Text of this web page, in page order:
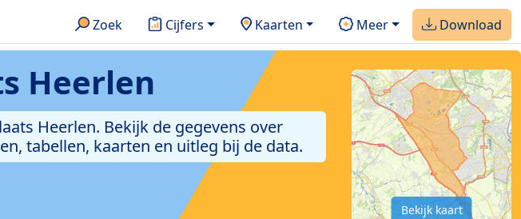
Zoek Cijfers Kaarten Meer Download
Heerlen
Heerlen. Bekijk de gegevens over
tabellen, kaarten en uitleg bij de data.
Bekijk kaart